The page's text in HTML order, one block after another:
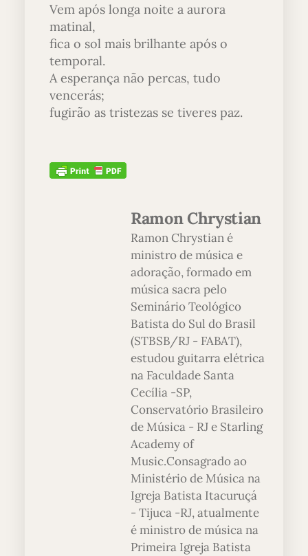
Vem após longa noite a aurora
matinal,
fica o sol mais brilhante após o
temporal.
A esperança não percas, tudo
vencerás;
fugirão as tristezas se tiveres paz.
Ramon Chrystian
Ramon Chrystian é
ministro de música e
adoração, formado em
música sacra pelo
Seminário Teológico
Batista do Sul do Brasil
(STBSB/RJ - FABAT),
estudou guitarra elétrica
na Faculdade Santa
Cecília -SP,
Conservatório Brasileiro
de Música - RJ e Starling
Academy of
Music.Consagrado ao
Ministério de Música na
Igreja Batista Itacuruçá
- Tijuca -RJ, atualmente
é ministro de música na
Primeira Igreja Batista